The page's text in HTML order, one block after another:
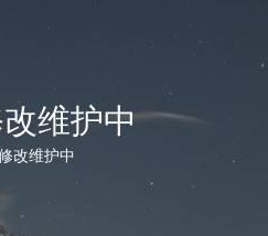
维护中
改维护中